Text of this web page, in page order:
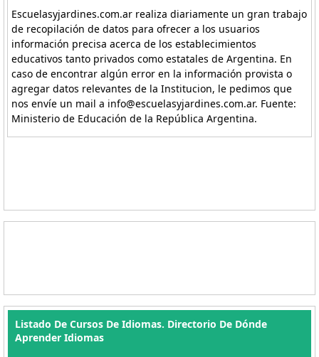
Escuelasyjardines.com.ar realiza diariamente un gran trabajo
de recopilación de datos para ofrecer a los usuarios
información precisa acerca de los establecimientos
educativos tanto privados como estatales de Argentina. En
caso de encontrar algún error en la información provista o
agregar datos relevantes de la Institucion, le pedimos que
nos envíe un mail a info@escuelasyjardines.com.ar. Fuente:
Ministerio de Educación de la República Argentina.
Listado De Cursos De Idiomas. Directorio De Dónde
Aprender Idiomas